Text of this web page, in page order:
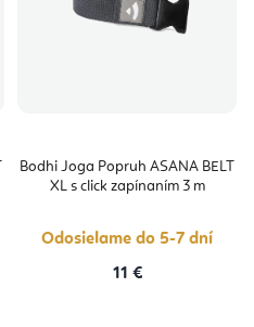
Bodhi Joga Popruh ASANA BELT
XL s click zapínaním 3 m
Odosielame do 5-7 dní
11 €